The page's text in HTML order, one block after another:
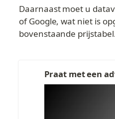
Daarnaast moet u
of Google, wat niet is
bovenstaande
Praat met een